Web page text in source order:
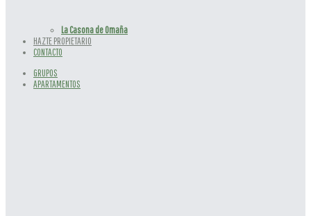
La Casona de Omaña
HAZTE PROPIETARIO
CONTACTO
GRUPOS
APARTAMENTOS